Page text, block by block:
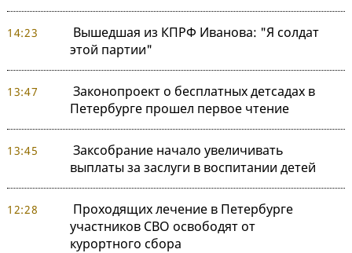
14:23
Вышедшая из КПРФ Иванова: "Я солдат
этой партии"
13:47
Законопроект о бесплатных детсадах в
Петербурге прошел первое чтение
13:45
Заксобрание начало увеличивать
выплаты за заслуги в воспитании детей
12:28
Проходящих лечение в Петербурге
участников СВО освободят от
курортного сбора